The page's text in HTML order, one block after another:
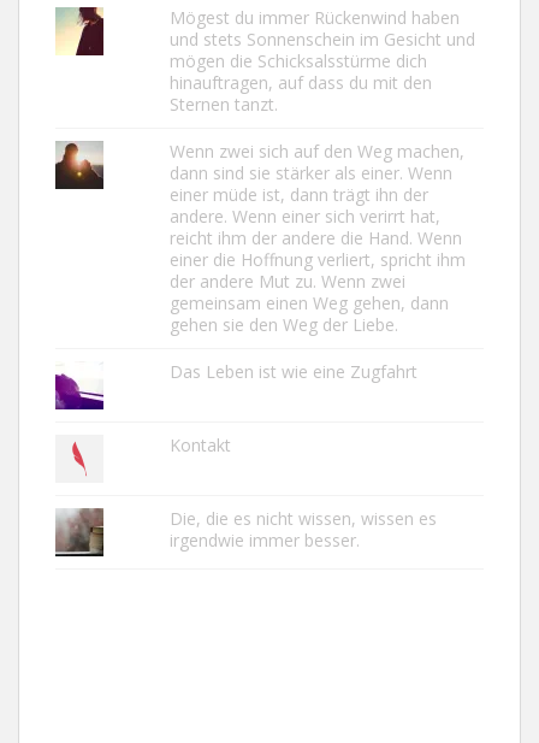
Mögest du immer Rückenwind haben
und stets Sonnenschein im Gesicht und
mögen die Schicksalsstürme dich
hinauftragen, auf dass du mit den
Sternen tanzt.
Wenn zwei sich auf den Weg machen,
dann sind sie stärker als einer. Wenn
einer müde ist, dann trägt ihn der
andere. Wenn einer sich verirrt hat,
reicht ihm der andere die Hand. Wenn
einer die Hoffnung verliert, spricht ihm
der andere Mut zu. Wenn zwei
gemeinsam einen Weg gehen, dann
gehen sie den Weg der Liebe.
Das Leben ist wie eine Zugfahrt
Kontakt
Die, die es nicht wissen, wissen es
irgendwie immer besser.